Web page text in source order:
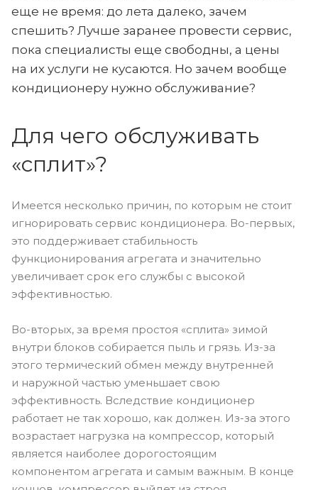
еще не время: до лета далеко, зачем
спешить? Лучше заранее провести сервис,
пока специалисты еще свободны, а цены
на их услуги не кусаются. Но зачем вообще
кондиционеру нужно обслуживание?
Для чего обслуживать
«сплит»?
Имеется несколько причин, по которым не стоит
игнорировать сервис кондиционера. Во-первых,
это поддерживает стабильность
функционирования агрегата и значительно
увеличивает срок его службы с высокой
эффективностью.
Во-вторых, за время простоя «сплита» зимой
внутри блоков собирается пыль и грязь. Из-за
этого термический обмен между внутренней
и наружной частью уменьшает свою
эффективность. Вследствие кондиционер
работает не так хорошо, как должен. Из-за этого
возрастает нагрузка на компрессор, который
является наиболее дорогостоящим
компонентом агрегата и самым важным. В конце